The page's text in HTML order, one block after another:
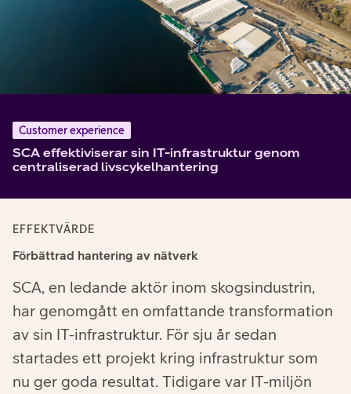
Customer experience
SCA effektiviserar sin IT-infrastruktur genom
centraliserad livscykelhantering
EFFEKTVÄRDE
Förbättrad hantering av nätverk
SCA, en ledande aktör inom skogsindustrin,
har genomgått en omfattande transformation
av sin IT-infrastruktur. För sju år sedan
startades ett projekt kring infrastruktur som
nu ger goda resultat. Tidigare var IT-miljön